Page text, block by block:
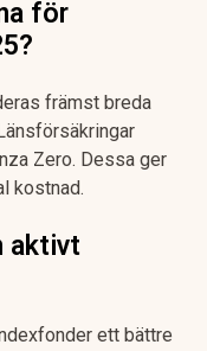
för
främst breda
Zero. Dessa ger
kostnad.
aktivt
ett bättre